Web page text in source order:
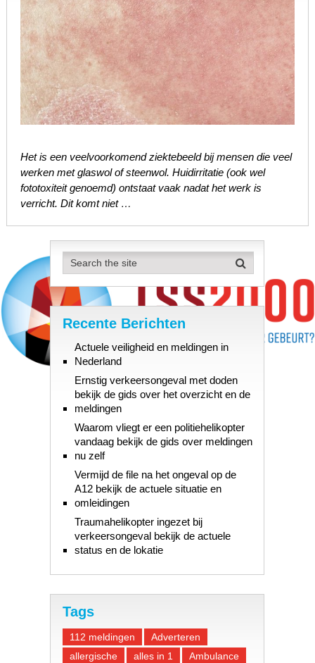
Het is een veelvoorkomend ziektebeeld bij mensen die veel
werken met glaswol of steenwol. Huidirritatie (ook wel
fototoxiteit genoemd) ontstaat vaak nadat het werk is
verricht. Dit komt niet …
Recente Berichten
Actuele veiligheid en meldingen in
Nederland
Ernstig verkeersongeval met doden
bekijk de gids over het overzicht en de
meldingen
Waarom vliegt er een politiehelikopter
vandaag bekijk de gids over meldingen
nu zelf
Vermijd de file na het ongeval op de
A12 bekijk de actuele situatie en
omleidingen
Traumahelikopter ingezet bij
verkeersongeval bekijk de actuele
status en de lokatie
Tags
112 meldingen
Adverteren
allergische
alles in 1 Ambulance